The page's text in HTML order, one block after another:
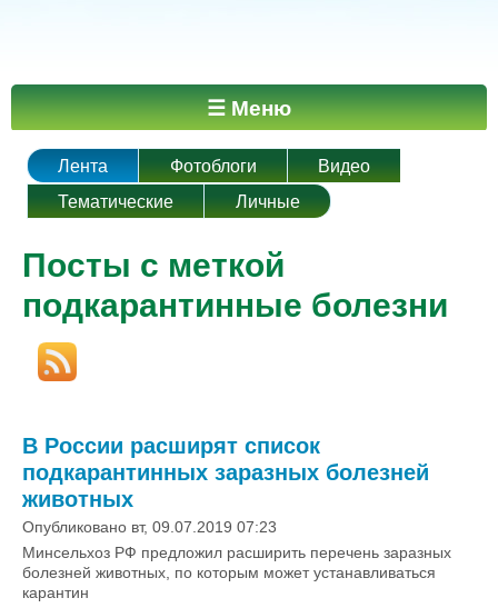
Главное меню ☰ Меню
Лента Фотоблоги
Видео
Тематические
Личные
Посты с меткой
подкарантинные болезни
В России расширят список
подкарантинных заразных болезней
животных
Опубликовано вт, 09.07.2019 07:23
Минсельхоз РФ предложил расширить перечень заразных
болезней животных, по которым может устанавливаться
карантин